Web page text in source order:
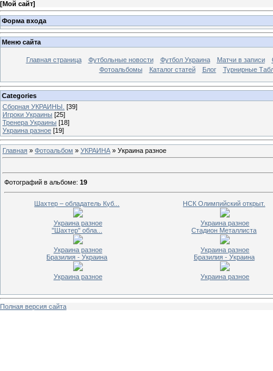
[Мой сайт]
Форма входа
Меню сайта
Главная страница Футбольные новости Футбол Украина Матчи в записи
Фотоальбомы
Каталог статей Блог Турнирные
Categories
Сборная УКРАИНЫ. [39]
Игроки Украины [25]
Тренера Украины [18]
Украина разное [19]
Главная » Фотоальбом » УКРАИНА » Украина разное
Фотографий в альбоме: 19
Шахтер – обладатель Куб...
Украина разное
НСК Олимпийский открыт.
Украина разное
"Шахтер" обла...
Украина разное
Стадион Металлиста
Украина разное
Бразилия - Украина
Украина разное
Бразилия - Украина
Украина разное
Полная версия сайта